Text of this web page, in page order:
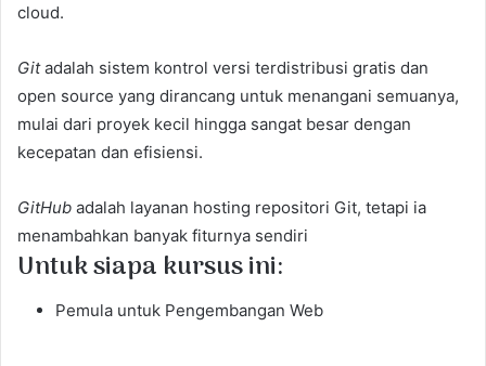
cloud.
Gitadalah sistem kontrol versi terdistribusi gratis dan
open source yang dirancang untuk menangani semuanya,
mulai dari proyek kecil hingga sangat besar dengan
kecepatan dan efisiensi.
GitHub adalah layanan hosting repositori Git, tetapi ia
menambahkan banyak fiturnya sendiri
Untuk siapa kursus ini:
Pemula untuk Pengembangan Web